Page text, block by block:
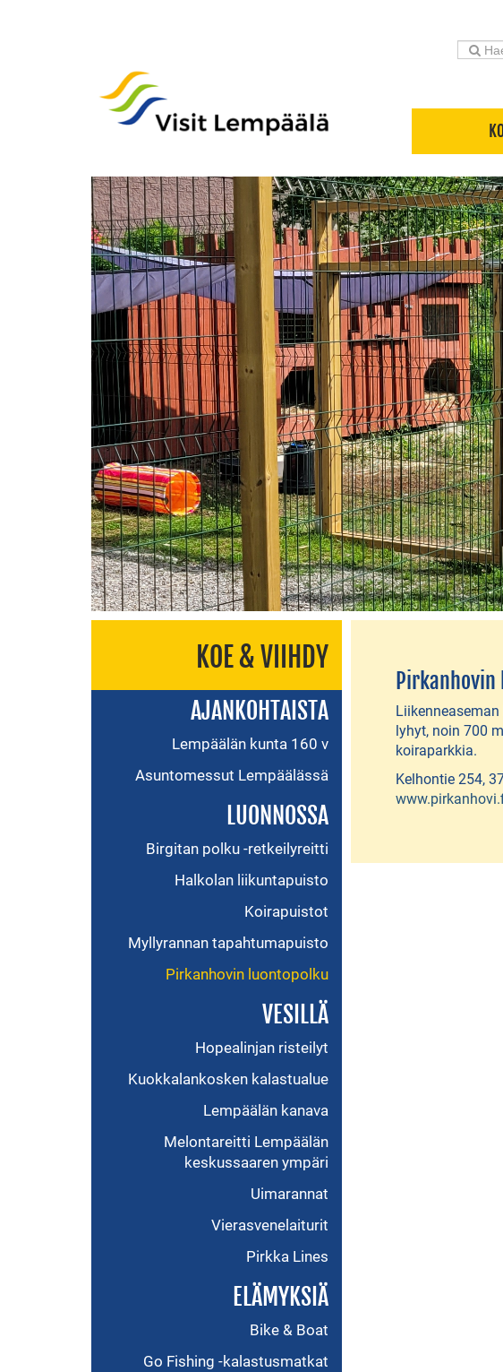
KOE & VIIHDY
AJANKOHTAISTA
Lempäälän kunta 160 v
Asuntomessut Lempäälässä
LUONNOSSA
Birgitan polku -retkeilyreitti
Halkolan liikuntapuisto
Koirapuistot
Myllyrannan tapahtumapuisto
Pirkanhovin luontopolku
VESILLÄ
Hopealinjan risteilyt
Kuokkalankosken kalastualue
Lempäälän kanava
Melontareitti Lempäälän
keskussaaren ympäri
Uimarannat
Vierasvenelaiturit
Pirkka Lines
ELÄMYKSIÄ
Bike & Boat
Go Fishing -kalastusmatkat
lyhyt, noin 700
koiraparkkia.
Kelhontie 254,